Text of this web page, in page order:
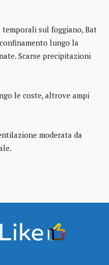
sul foggiano, Bat
lungo la
Scarse precipitazioni
le coste, altrove ampi
moderata da